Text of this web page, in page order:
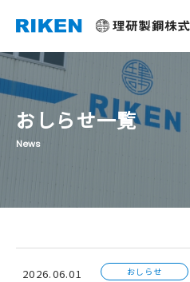
おしらせ一覧
2026.06.01 おしらせ